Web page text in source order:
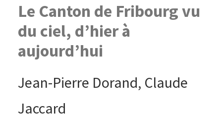
Le Canton de Fribourg vu
du ciel, d’hier à
aujourd’hui
Jean-Pierre Dorand, Claude
Jaccard